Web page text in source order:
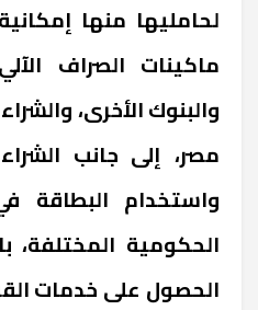
لحامليها منها
ماكينات الصراف
والبنوك الأخرى،
مصر، إلى جانب
واستخدام البطاقة
الحكومية المختلفة،
الحصول على خدمات